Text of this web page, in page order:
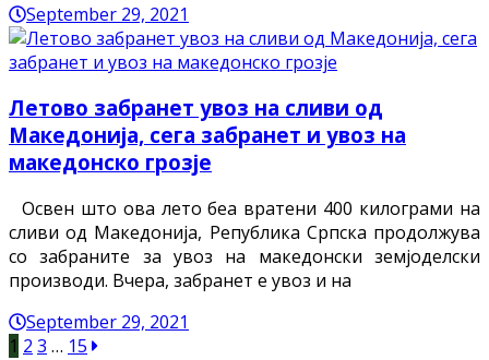
September 29, 2021
Летово забранет увоз на сливи од
Македонија, сега забранет и увоз на
македонско грозје
Освен што ова лето беа вратени 400 килограми на
сливи од Македонија, Република Српска продолжува
со забраните за увоз на македонски земјоделски
производи. Вчера, забранет е увоз и на
September 29, 2021
1 2 3 … 15